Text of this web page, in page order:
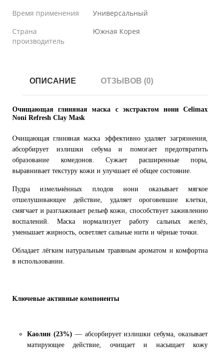
Время применения
Универсальный
Страна
производитель
Южная Корея
ОПИСАНИЕ ОТЗЫВОВ (0)
Очищающая глиняная маска с экстрактом нони Celimax
Noni Refresh Clay Mask
Очищающая глиняная маска эффективно удаляет загрязнения,
абсорбирует излишки себума и помогает предотвратить
образование комедонов. Сужает расширенные поры,
выравнивает текстуру кожи и улучшает её общее состояние.
Пудра измельчённых плодов нони оказывает мягкое
отшелушивающее действие, удаляет ороговевшие клетки,
смягчает и разглаживает рельеф кожи, способствует заживлению
воспалений. Маска нормализует работу сальных желёз,
уменьшает жирность, осветляет сальные нити и чёрные точки.
Обладает лёгким натуральным травяным ароматом и комфортна
в использовании.
Ключевые активные компоненты
Каолин (23%) — абсорбирует излишки себума, оказывает
матирующее действие, очищает и насыщает кожу